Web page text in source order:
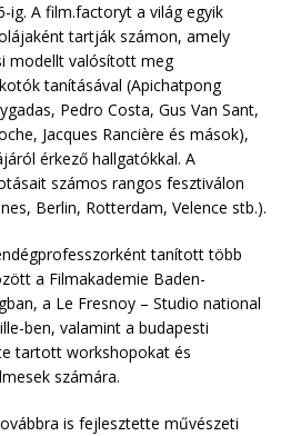
ig. A film.factoryt a világ egyik
tartják számon, amely
modellt valósított meg
tanításával (Apichatpong
Pedro Costa, Gus Van Sant,
Jacques Rancière és mások),
érkező hallgatókkal. A
számos rangos fesztiválon
Berlin, Rotterdam, Velence stb.).
tanított több
a Filmakademie Baden-
a Le Fresnoy – Studio national
ben, valamint a budapesti
tartott workshopokat és
számára.
is fejlesztette művészeti